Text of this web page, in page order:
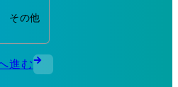
その他
進む